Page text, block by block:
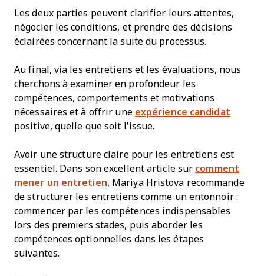
Les deux parties peuvent clarifier leurs attentes,
négocier les conditions, et prendre des décisions
éclairées concernant la suite du processus.
Au final, via les entretiens et les évaluations, nous
cherchons à examiner en profondeur les
compétences, comportements et motivations
nécessaires et à offrir une expérience candidat
positive, quelle que soit l’issue.
Avoir une structure claire pour les entretiens est
essentiel. Dans son excellent article sur comment
mener un entretien, Mariya Hristova recommande
de structurer les entretiens comme un entonnoir :
commencer par les compétences indispensables
lors des premiers stades, puis aborder les
compétences optionnelles dans les étapes
suivantes.